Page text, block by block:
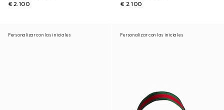
€ 2.100
€ 2.100
Personalizar con las iniciales Personalizar con las iniciales